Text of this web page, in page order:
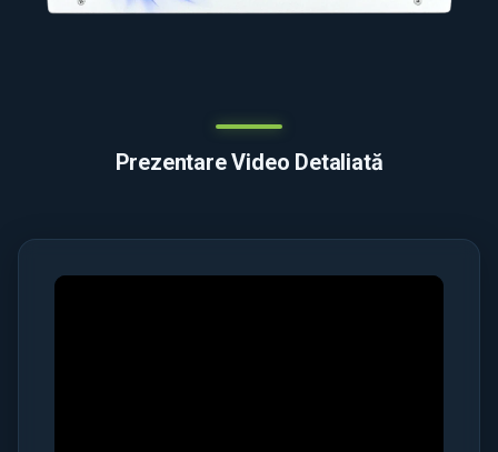
Prezentare Video Detaliată